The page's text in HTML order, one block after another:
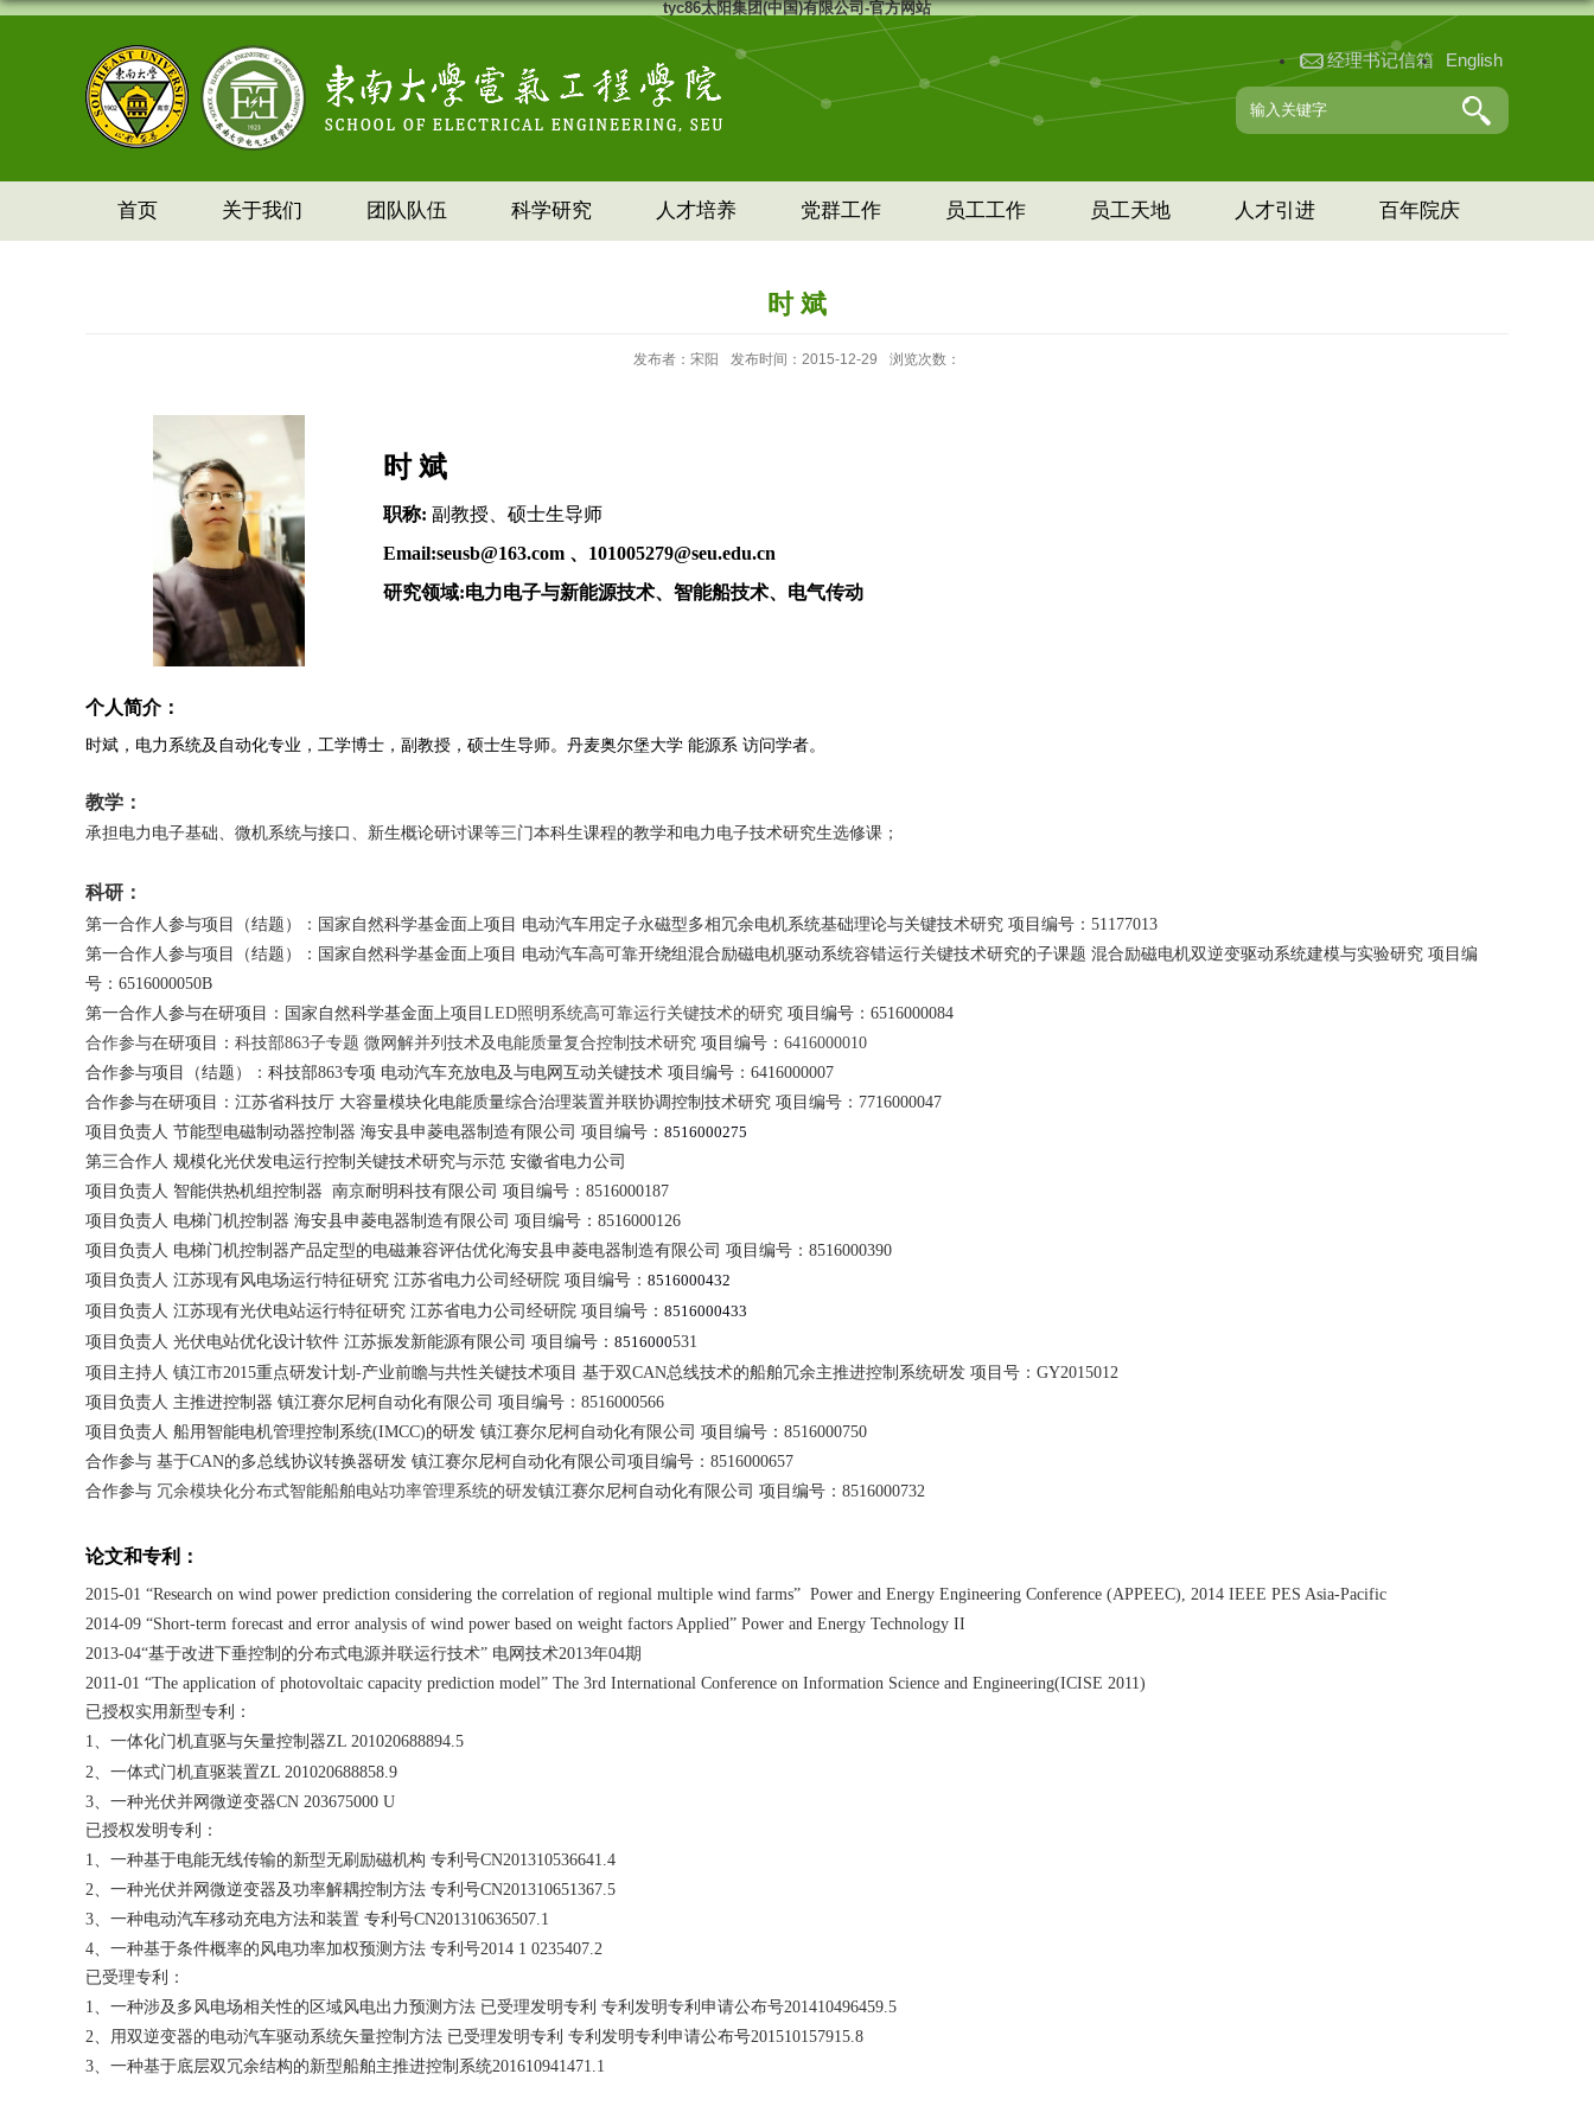
tyc86太阳集团(中国)有限公司-官方网站
经理书记信箱 English
首页 关于我们 团队队伍 科学研究 人才培养 党群工作 员工工作 员工天地 人才引进 百年院庆
时 斌
发布者：宋阳 发布时间：2015-12-29 浏览次数：
时 斌
职称: 副教授 、硕士生导师
Email:seusb@163.com 、 101005279@seu.edu.cn
研究领域:电力电子与新能源技术、智能船技术、电气传动
个人简介：
时斌，电力系统及自动化专业，工学博士，副教授，硕士生导师。丹麦奥尔堡大学 能源系 访问学者。
教学：
承担电力电子基础、微机系统与接口、新生概论研讨课等三门本科生课程的教学和电力电子技术研究生选修课；
科研：
第一合作人参与项目（结题）：国家自然科学基金面上项目 电动汽车用定子永磁型多相冗余电机系统基础理论与关键技术研究 项目编号： 51177013
第一合作人参与项目（结题）：国家自然科学基金面上项目 电动汽车高可靠开绕组混合励磁电机驱动系统容错运行关键技术研究的子课题 混合励磁电机双逆变驱动系统建模与实验研究 项目编
号： 6516000050B
第一合作人参与在研项目：国家自然科学基金面上项目 LED照明系统高可靠运行关键技术的研究 项目编号： 6516000084
合作参与在研项目： 科技部863子专题 微网解并列技术及电能质量复合控制技术研究 项目编号： 6416000010
合作参与项目（结题）：科技部863专项 电动汽车充放电及与电网互动关键技术 项目编号： 6416000007
合作参与在研项目：江苏省科技厅 大容量模块化电能质量综合治理装置并联协调控制技术研究 项目编号： 7716000047
项目负责人 节能型电磁制动器控制器 海安县申菱电器制造有限公司 项目编号： 8516000275
第三合作人 规模化光伏发电运行控制关键技术研究与示范 安徽省电力公司
项目负责人 智能供热机组控制器 南京耐明科技有限公司 项目编号： 8516000187
项目负责人 电梯门机控制器 海安县申菱电器制造有限公司 项目编号： 8516000126
项目负责人 电梯门机控制器产品定型的电磁兼容评估优化海安县申菱电器制造有限公司 项目编号： 8516000390
项目负责人 江苏现有风电场运行特征研究 江苏省电力公司经研院 项目编号： 8516000432
项目负责人 江苏现有光伏电站运行特征研究 江苏省电力公司经研院 项目编号： 8516000433
项目负责人 光伏电站优化设计软件 江苏振发新能源有限公司 项目编号： 8516000531
项目主持人 镇江市2015重点研发计划 -产业前瞻与共性关键技术项目 基于双CAN总线技术的船舶冗余主推进控制系统研发 项目号： GY2015012
项目负责人 主推进控制器 镇江赛尔尼柯自动化有限公司 项目编号： 8516000566
项目负责人 船用智能电机管理控制系统(IMCC)的研发 镇江赛尔尼柯自动化有限公司 项目编号： 8516000750
合作参与 基于CAN的多总线协议转换器研发 镇江赛尔尼柯自动化有限公司项目编号： 8516000657
合作参与 冗余模块化分布式智能船舶电站功率管理系统的研发镇江赛尔尼柯自动化有限公司 项目编号： 8516000732
论文和专利：
2015-01 “Research on wind power prediction considering the correlation of regional multiple wind farms” Power and Energy Engineering Conference (APPEEC), 2014 IEEE PES Asia-Pacific
2014-09 “Short-term forecast and error analysis of wind power based on weight factors Applied” Power and Energy Technology II
2013-04“基于改进下垂控制的分布式电源并联运行技术” 电网技术2013年04期
2011-01 “The application of photovoltaic capacity prediction model” The 3rd International Conference on Information Science and Engineering(ICISE 2011)
已授权实用新型专利：
1
、一体化门机直驱与矢量控制器ZL 201020688894.5
2 、一体式门机直驱装置ZL 201020688858.9
3 、一种光伏并网微逆变器CN 203675000 U
已授权发明专利：
1
、一种基于电能无线传输的新型无刷励磁机构 专利号CN201310536641.4
2 、一种光伏并网微逆变器及功率解耦控制方法 专利号CN201310651367.5
3 、一种电动汽车移动充电方法和装置 专利号CN201310636507.1
4 、一种基于条件概率的风电功率加权预测方法 专利号2014 1 0235407.2
已受理专利：
1
、一种涉及多风电场相关性的区域风电出力预测方法 已受理发明专利 专利发明专利申请公布号201410496459.5
2 、用双逆变器的电动汽车驱动系统矢量控制方法 已受理发明专利 专利发明专利申请公布号201510157915.8
3 、一种基于底层双冗余结构的新型船舶主推进控制系统201610941471.1